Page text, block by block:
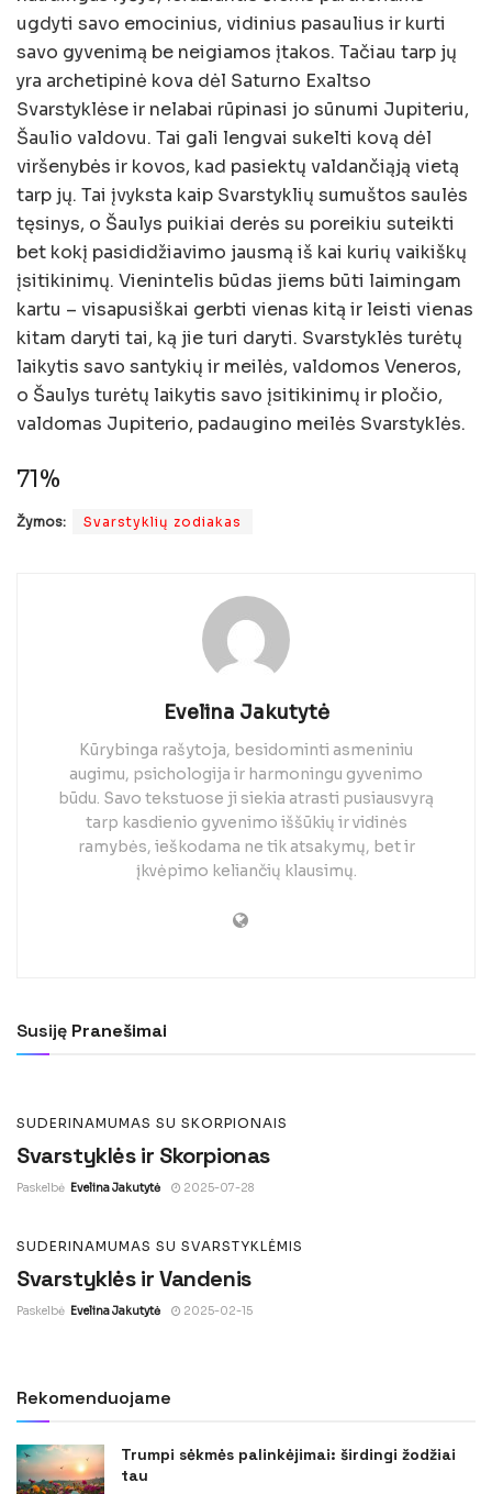
ugdyti savo emocinius, vidinius pasaulius ir kurti
savo gyvenimą be neigiamos įtakos. Tačiau tarp jų
yra archetipinė kova dėl Saturno Exaltso
Svarstyklėse ir nelabai rūpinasi jo sūnumi Jupiteriu,
Šaulio valdovu. Tai gali lengvai sukelti kovą dėl
viršenybės ir kovos, kad pasiektų valdančiąją vietą
tarp jų. Tai įvyksta kaip Svarstyklių sumuštos saulės
tęsinys, o Šaulys puikiai derės su poreikiu suteikti
bet kokį pasididžiavimo jausmą iš kai kurių vaikiškų
įsitikinimų. Vienintelis būdas jiems būti laimingam
kartu – visapusiškai gerbti vienas kitą ir leisti vienas
kitam daryti tai, ką jie turi daryti. Svarstyklės turėtų
laikytis savo santykių ir meilės, valdomos Veneros,
o Šaulys turėtų laikytis savo įsitikinimų ir pločio,
valdomas Jupiterio, padaugino meilės Svarstyklės.
71%
Žymos: Svarstyklių zodiakas
Evelina Jakutytė
Kūrybinga rašytoja, besidominti asmeniniu
augimu, psichologija ir harmoningu gyvenimo
būdu. Savo tekstuose ji siekia atrasti pusiausvyrą
tarp kasdienio gyvenimo iššūkių ir vidinės
ramybės, ieškodama ne tik atsakymų, bet ir
įkvėpimo keliančių klausimų.
Susiję Pranešimai
Paskelbė Evelina Jakutytė
SUDERINAMUMAS SU SKORPIONAIS
Svarstyklės ir Skorpionas
Paskelbė Evelina Jakutytė 2025-07-28
SUDERINAMUMAS SU SVARSTYKLĖMIS
Svarstyklės ir Vandenis
Paskelbė Evelina Jakutytė 2025-02-15
Rekomenduojame
Trumpi sėkmės palinkėjimai: širdingi žodžiai
tau